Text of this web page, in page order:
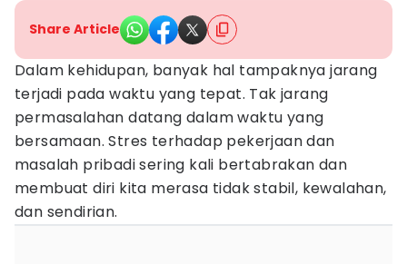
Share Article
Dalam kehidupan, banyak hal tampaknya jarang
terjadi pada waktu yang tepat. Tak jarang
permasalahan datang dalam waktu yang
bersamaan. Stres terhadap pekerjaan dan
masalah pribadi sering kali bertabrakan dan
membuat diri kita merasa tidak stabil, kewalahan,
dan sendirian.